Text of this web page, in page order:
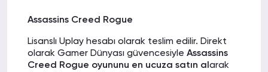
Assassins Creed Rogue
Lisanslı Uplay hesabı olarak teslim edilir. Direkt
olarak Gamer Dünyası güvencesiyle Assassins
Creed Rogue oyununu en ucuza satın al arak